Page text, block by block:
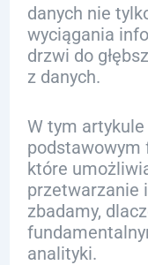
danych nie
wyciągania
drzwi do
z danych.
W tym
podstawowym
które
przetwarzanie
zbadamy,
analityki.